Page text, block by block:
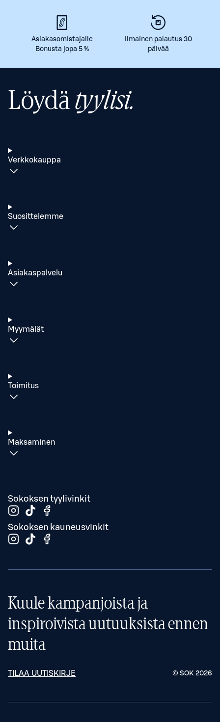
Asiakasomistajalle
Bonusta jopa 5 %
Ilmainen palautus 30
päivää
Löydätyylisi.
Verkkokauppa
Suosittelemme
Asiakaspalvelu
Myymälät
Toimitus
Maksaminen
Sokoksen tyylivinkit
Sokoksen kauneusvinkit
Kuule kampanjoista ja
inspiroivista uutuuksista ennen
muita
TILAA UUTISKIRJE © SOK 2026